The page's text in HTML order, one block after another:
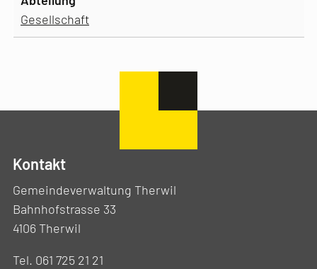
Gesellschaft
Kontakt
Gemeindeverwaltung Therwil
Bahnhofstrasse 33
4106 Therwil
Tel. 061 725 21 21